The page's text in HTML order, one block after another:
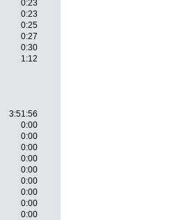
0:23
0:23
0:25
0:27
0:30
1:12
3:51:56
0:00
0:00
0:00
0:00
0:00
0:00
0:00
0:00
0:00